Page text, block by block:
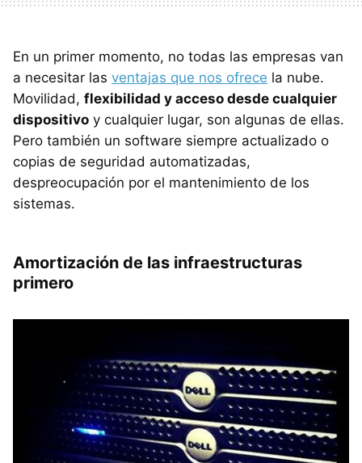
En un primer momento, no todas las empresas van
a necesitar las ventajas que nos ofrece la nube.
Movilidad, flexibilidad y acceso desde cualquier
dispositivo y cualquier lugar, son algunas de ellas.
Pero también un software siempre actualizado o
copias de seguridad automatizadas,
despreocupación por el mantenimiento de los
sistemas.
Amortización de las infraestructuras
primero